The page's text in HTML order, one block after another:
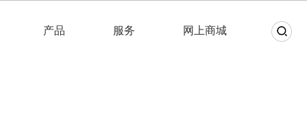
产品 服务 网上商城